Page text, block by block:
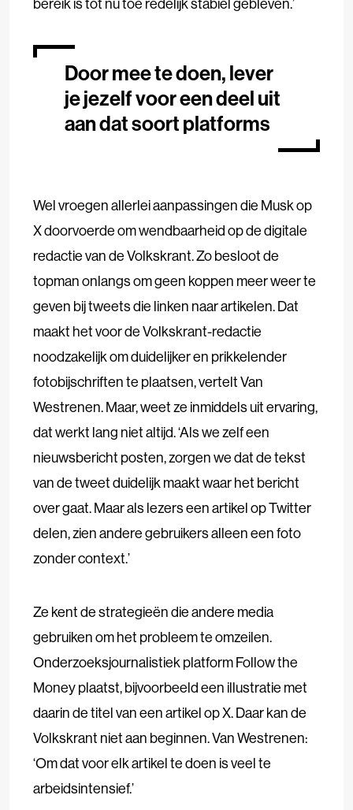
Door mee te doen, lever
je jezelf voor een deel uit
aan dat soort platforms
Wel vroegen allerlei aanpassingen die Musk op
X doorvoerde om wendbaarheid op de digitale
redactie van de Volkskrant. Zo besloot de
topman onlangs om geen koppen meer weer te
geven bij tweets die linken naar artikelen. Dat
maakt het voor de Volkskrant-redactie
noodzakelijk om duidelijker en prikkelender
fotobijschriften te plaatsen, vertelt Van
Westrenen. Maar, weet ze inmiddels uit ervaring,
dat werkt lang niet altijd. ‘Als we zelf een
nieuwsbericht posten, zorgen we dat de tekst
van de tweet duidelijk maakt waar het bericht
over gaat. Maar als lezers een artikel op Twitter
delen, zien andere gebruikers alleen een foto
zonder context.’
Ze kent de strategieën die andere media
gebruiken om het probleem te omzeilen.
Onderzoeksjournalistiek platform Follow the
Money plaatst, bijvoorbeeld een illustratie met
daarin de titel van een artikel op X. Daar kan de
Volkskrant niet aan beginnen. Van Westrenen:
‘Om dat voor elk artikel te doen is veel te
arbeidsintensief.’